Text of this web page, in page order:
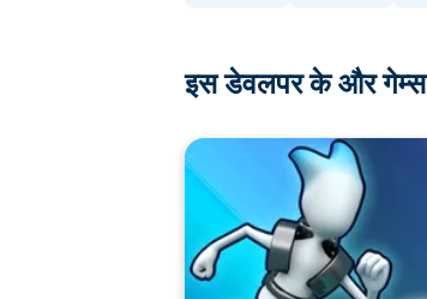
इस डेवलपर के और गेम्स